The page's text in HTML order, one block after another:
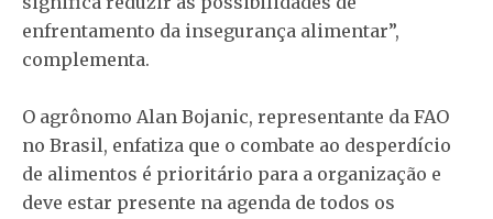
enfrentamento da insegurança alimentar”,
complementa.
O agrônomo Alan Bojanic, representante da FAO
no Brasil, enfatiza que o combate ao desperdício
de alimentos é prioritário para a organização e
deve estar presente na agenda de todos os